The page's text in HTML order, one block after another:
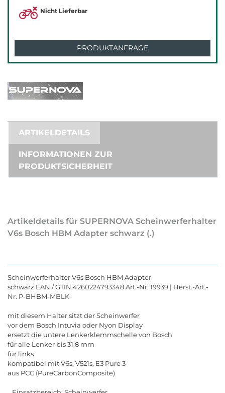
Nicht Lieferbar
PRODUKTANFRAGE
ARTIKELDETAILS
INFORMATIONEN ZUR
PRODUKTSICHERHEIT
Artikeldetails für SUPERNOVA Scheinwerferhalter
V6s Bosch HBM Adapter schwarz (.)
Scheinwerferhalter V6s Bosch HBM Adapter
schwarz EAN / GTIN 4260224793348 Art.-Nr. 19939 | Herst.-Art.-
Nr. P-BHBM-MBLK
mit diesem Halter sitzt der Scheinwerfer
vor dem Bosch Intuvia oder Nyon Display
ersetzt die untere Lenkerklemmschelle von Bosch
für alle Lenker bis 31,8 mm
für links
kompatibel mit V6s, V521s, E3 Pure 3
aus PCC (PureCarbonComposite)